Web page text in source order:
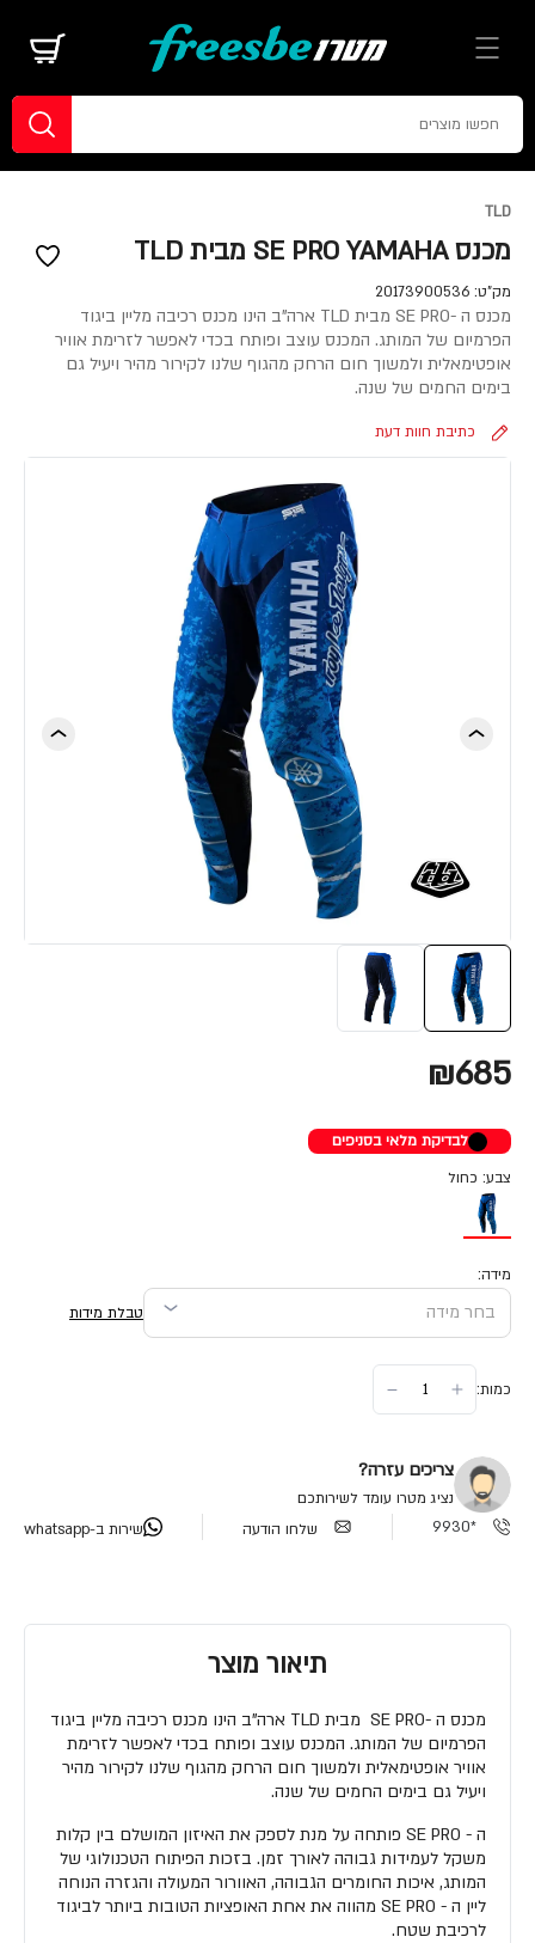
TLD
מכנס SE PRO YAMAHA מבית TLD
מק"ט: 20173900536
מכנס ה -SE PRO מבית TLD ארה"ב הינו מכנס רכיבה מליין ביגוד
הפרמיום של המותג. המכנס עוצב ופותח בכדי לאפשר לזרימת אוויר
אופטימאלית ולמשוך חום הרחק מהגוף שלנו לקירור מהיר ויעיל גם
בימים החמים של שנה.
כתיבת חוות דעת
₪685
לבדיקת מלאי בסניפים
צבע: כחול
מידה:
טבלת מידות
כמות:
צריכים עזרה?
נציג מטרו עומד לשירותכם
*9930
שלחו הודעה שירות ב-whatsapp
תיאור מוצר
מכנס ה -SE PRO מבית TLD ארה"ב הינו מכנס רכיבה מליין ביגוד
הפרמיום של המותג. המכנס עוצב ופותח בכדי לאפשר לזרימת
אוויר אופטימאלית ולמשוך חום הרחק מהגוף שלנו לקירור מהיר
ויעיל גם בימים החמים של שנה.
ה - SE PRO פותחה על מנת לספק את האיזון המושלם בין קלות
משקל לעמידות גבוהה לאורך זמן. בזכות הפיתוח הטכנולוגי של
המותג, איכות החומרים הגבוהה, האוורור המעולה והגזרה הנוחה
ליין ה - SE PRO מהווה את אחת האופציות הטובות ביותר לביגוד
לרכיבת שטח.